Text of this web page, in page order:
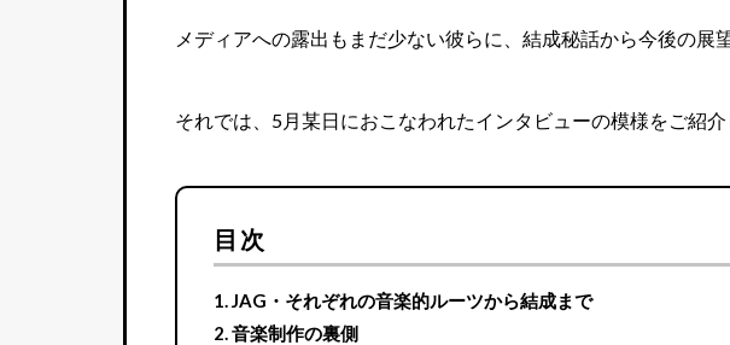
メディアへの露出もまだ少ない彼らに、結成秘話から今後の展
それでは、5月某日におこなわれたインタビューの模様をご紹介
目次
JAG・それぞれの音楽的ルーツから結成まで
音楽制作の裏側